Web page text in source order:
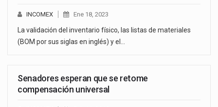
INCOMEX Ene 18, 2023
La validación del inventario físico, las listas de materiales
(BOM por sus siglas en inglés) y el…
Senadores esperan que se retome
compensación universal